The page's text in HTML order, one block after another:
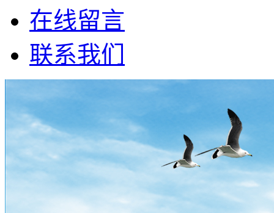
在线留言
联系我们